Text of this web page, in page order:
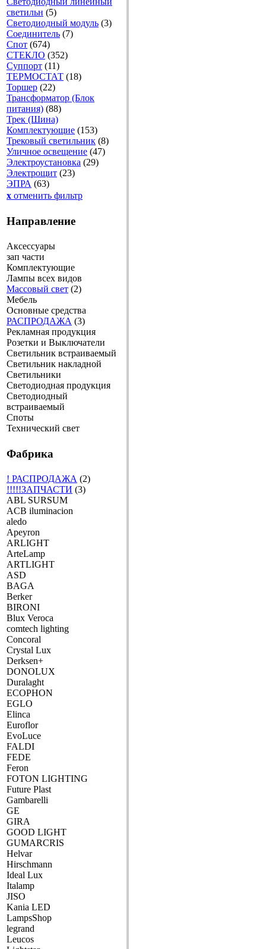
светильн (5)
Светодиодный модуль (3)
Соединитель (7)
Спот (674)
СТЕКЛО (352)
Суппорт (11)
ТЕРМОСТАТ (18)
Торшер (22)
Трансформатор (Блок
питания) (88)
Трек (Шина)
Комплектующие (153)
Трековый светильник (8)
Уличное освещение (47)
Электроустановка (29)
Электрощит (23)
ЭПРА (63)
x отменить фильтр
Направление
Аксессуары
зап части
Комплектующие
Лампы всех видов
Массовый свет (2)
Мебель
Основные средства
РАСПРОДАЖА (3)
Рекламная продукция
Розетки и Выключатели
Светильник встраиваемый
Светильник накладной
Светильники
Светодиодная продукция
Светодиодный
встраиваемый
Споты
Технический свет
Фабрика
! РАСПРОДАЖА (2)
!!!!!ЗАПЧАСТИ (3)
ABL SURSUM
ACB iluminacion
aledo
Apeyron
ARLIGHT
ArteLamp
ARTLIGHT
ASD
BAGA
Berker
BIRONI
Blux Veroca
comtech lighting
Concoral
Crystal Lux
Derksen+
DONOLUX
Duralaght
ECOPHON
EGLO
Elinca
Euroflor
EvoLuce
FALDI
FEDE
Feron
FOTON LIGHTING
Future Plast
Gambarelli
GE
GIRA
GOOD LIGHT
GUMARCRIS
Helvar
Hirschmann
Ideal Lux
Italamp
JISO
Kania LED
LampsShop
legrand
Leucos